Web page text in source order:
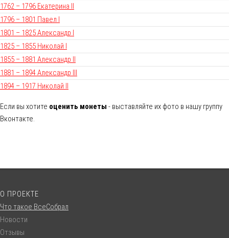
1762 – 1796 Екатерина II
1796 – 1801 Павел I
1801 – 1825 Александр I
1825 – 1855 Николай I
1855 – 1881 Александр II
1881 – 1894 Александр III
1894 – 1917 Николай II
Если вы хотите оценить монеты - выставляйте их фото в нашу группу
Вконтакте.
О ПРОЕКТЕ
Что такое ВсеСобрал
Новости
Отзывы